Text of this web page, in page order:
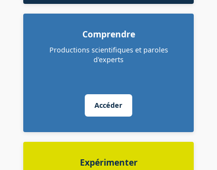
Comprendre
Productions scientifiques et paroles
d'experts
Accéder
Expérimenter